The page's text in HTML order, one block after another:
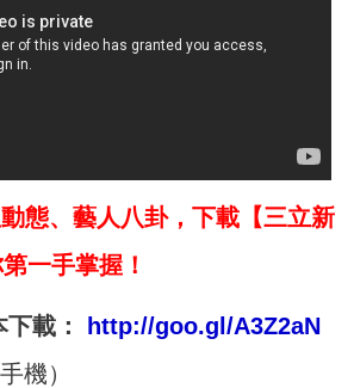
，若遭移除請見諒）
態、藝人八卦，下載【三立新
一手掌握！
載：
http://goo.gl/A3Z2aN
機）